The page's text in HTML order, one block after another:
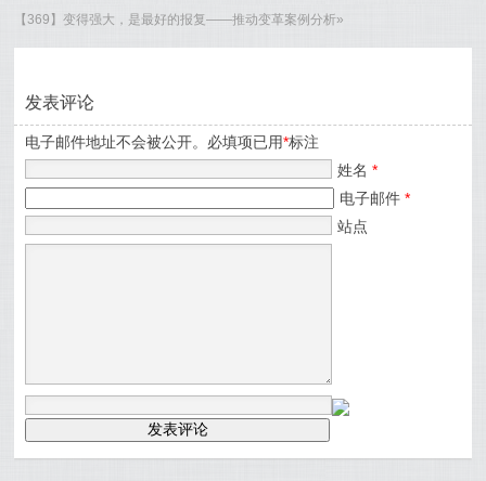
【369】变得强大，是最好的报复——推动变革案例分析»
发表评论
电子邮件地址不会被公开。必填项已用*标注
姓名*
电子邮件*
站点